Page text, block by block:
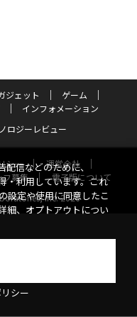
ジェット
ゲーム
インフォメーション
ロジーレビュー
シー
運営会社
フ募集
電子版について
Inc. 2026
信などのために、
・利用しています。これ
設定や使用に同意したこ
細、オプトアウトについ
シー